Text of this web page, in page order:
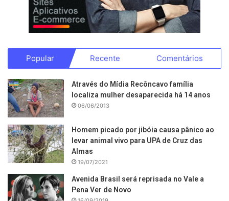
Popular Recente Comentários
Através do Mídia Recôncavo família
localiza mulher desaparecida há 14 anos
06/06/2013
Homem picado por jibóia causa pânico ao
levar animal vivo para UPA de Cruz das
Almas
19/07/2021
Avenida Brasil será reprisada no Vale a
Pena Ver de Novo